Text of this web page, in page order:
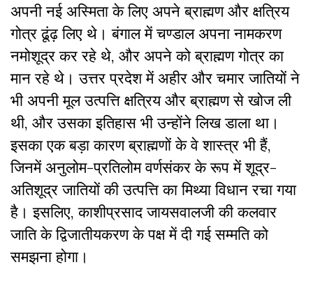
अपनी नई अस्मिता के लिए अपने ब्राह्मण और क्षत्रिय
गोत्र ढूंढ़ लिए थे। बंगाल में चण्डाल अपना नामकरण
नमोशूद्र कर रहे थे, और अपने को ब्राह्मण गोत्र का
मान रहे थे। उत्तर प्रदेश में अहीर और चमार जातियों ने
भी अपनी मूल उत्पत्ति क्षत्रिय और ब्राह्मण से खोज ली
थी, और उसका इतिहास भी उन्होंने लिख डाला था।
इसका एक बड़ा कारण ब्राह्मणों के वे शास्त्र भी हैं,
जिनमें अनुलोम-प्रतिलोम वर्णसंकर के रूप में शूद्र-
अतिशूद्र जातियों की उत्पत्ति का मिथ्या विधान रचा गया
है। इसलिए, काशीप्रसाद जायसवालजी की कलवार
जाति के द्विजातीयकरण के पक्ष में दी गई सम्मति को
समझना होगा।